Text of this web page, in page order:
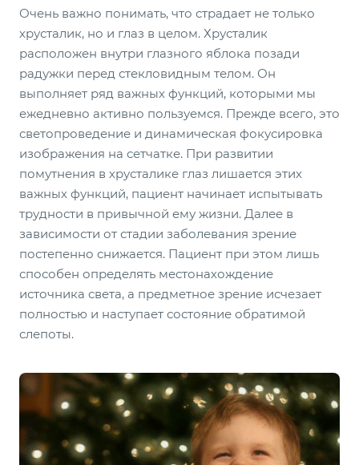
Очень важно понимать, что страдает не только
хрусталик, но и глаз в целом. Хрусталик
расположен внутри глазного яблока позади
радужки перед стекловидным телом. Он
выполняет ряд важных функций, которыми мы
ежедневно активно пользуемся. Прежде всего, это
светопроведение и динамическая фокусировка
изображения на сетчатке. При развитии
помутнения в хрусталике глаз лишается этих
важных функций, пациент начинает испытывать
трудности в привычной ему жизни. Далее в
зависимости от стадии заболевания зрение
постепенно снижается. Пациент при этом лишь
способен определять местонахождение
источника света, а предметное зрение исчезает
полностью и наступает состояние обратимой
слепоты.